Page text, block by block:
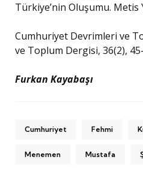
Türkiye’nin Oluşumu. Metis
Cumhuriyet Devrimleri ve
ve Toplum Dergisi, 36(2),
Furkan Kayabaşı
Cumhuriyet Fehmi
Menemen Mustafa